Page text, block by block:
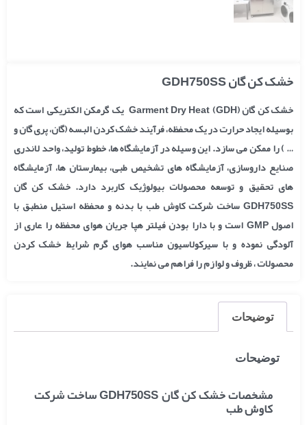
خشک کن گان GDH750SS
خشک کن گان (GDH) Garment Dry Heat یک گرمکن الکتریکی است که
بوسیله ایجاد حرارت در یک محفظه، فرآیند خشک کردن البسه (گان، پری گان و
… ) را ممکن می سازد. این وسیله در آزمایشگاه ها، خطوط تولید، واحد لاندری
صنایع داروسازی، آزمایشگاه های تشخیص طبی، بیمارستان ها، آزمایشگاه
های تحقیق و توسعه محصولات بیولوژیک کاربرد دارد. خشک کن گان
GDH750SS ساخت شرکت کاوش طب با بدنه و محفظه استیل منطبق با
اصول GMP است و با دارا بودن فیلتر هپا جریان هوای محفظه را عاری از
آلودگی نموده و با سیرکولاسیون مناسب هوای گرم شرایط خشک کردن
محصولات ، ظروف و لوازم را فراهم می نمایند.
توضیحات
توضیحات
مشخصات خشک کن گان GDH750SS ساخت شرکت
کاوش طب